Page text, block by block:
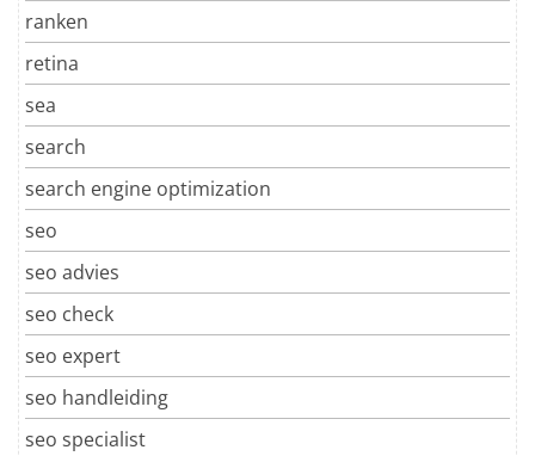
ranken
retina
sea
search
search engine optimization
seo
seo advies
seo check
seo expert
seo handleiding
seo specialist